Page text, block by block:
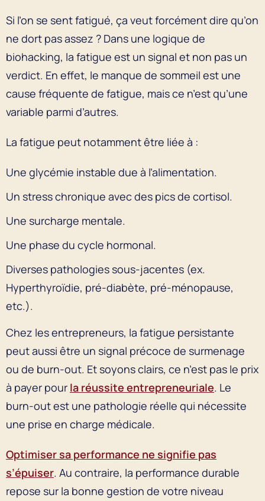
Si l’on se sent fatigué, ça veut forcément dire qu’on
ne dort pas assez ? Dans une logique de
biohacking, la fatigue est un signal et non pas un
verdict. En effet, le manque de sommeil est une
cause fréquente de fatigue, mais ce n’est qu’une
variable parmi d’autres.
La fatigue peut notamment être liée à :
Une glycémie instable due à l’alimentation.
Un stress chronique avec des pics de cortisol.
Une surcharge mentale.
Une phase du cycle hormonal.
Diverses pathologies sous-jacentes (ex.
Hyperthyroïdie, pré-diabète, pré-ménopause,
etc.).
Chez les entrepreneurs, la fatigue persistante
peut aussi être un signal précoce de surmenage
ou de burn-out. Et soyons clairs, ce n’est pas le prix
à payer pour la réussite entrepreneuriale. Le
burn-out est une pathologie réelle qui nécessite
une prise en charge médicale.
Optimiser sa performance ne signifie pas
s’épuiser. Au contraire, la performance durable
repose sur la bonne gestion de votre niveau